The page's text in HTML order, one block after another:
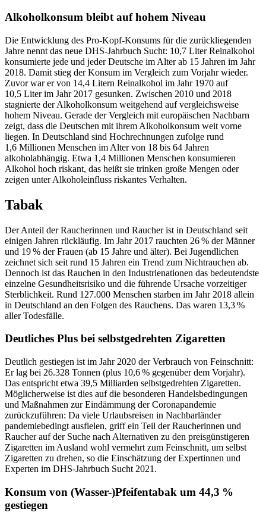
Alkoholkonsum bleibt auf hohem Niveau
Die Entwicklung des Pro-Kopf-Konsums für die zurückliegenden
Jahre nennt das neue DHS-Jahrbuch Sucht: 10,7 Liter Reinalkohol
konsumierte jede und jeder Deutsche im Alter ab 15 Jahren im Jahr
2018. Damit stieg der Konsum im Vergleich zum Vorjahr wieder.
Zuvor war er von 14,4 Litern Reinalkohol im Jahr 1970 auf
10,5 Liter im Jahr 2017 gesunken. Zwischen 2010 und 2018
stagnierte der Alkoholkonsum weitgehend auf vergleichsweise
hohem Niveau. Gerade der Vergleich mit europäischen Nachbarn
zeigt, dass die Deutschen mit ihrem Alkoholkonsum weit vorne
liegen. In Deutschland sind Hochrechnungen zufolge rund
1,6 Millionen Menschen im Alter von 18 bis 64 Jahren
alkoholabhängig. Etwa 1,4 Millionen Menschen konsumieren
Alkohol hoch riskant, das heißt sie trinken große Mengen oder
zeigen unter Alkoholeinfluss riskantes Verhalten.
Tabak
Der Anteil der Raucherinnen und Raucher ist in Deutschland seit
einigen Jahren rückläufig. Im Jahr 2017 rauchten 26 % der Männer
und 19 % der Frauen (ab 15 Jahre und älter). Bei Jugendlichen
zeichnet sich seit rund 15 Jahren ein Trend zum Nichtrauchen ab.
Dennoch ist das Rauchen in den Industrienationen das bedeutendste
einzelne Gesundheitsrisiko und die führende Ursache vorzeitiger
Sterblichkeit. Rund 127.000 Menschen starben im Jahr 2018 allein
in Deutschland an den Folgen des Rauchens. Das waren 13,3 %
aller Todesfälle.
Deutliches Plus bei selbstgedrehten Zigaretten
Deutlich gestiegen ist im Jahr 2020 der Verbrauch von Feinschnitt:
Er lag bei 26.328 Tonnen (plus 10,6 % gegenüber dem Vorjahr).
Das entspricht etwa 39,5 Milliarden selbstgedrehten Zigaretten.
Möglicherweise ist dies auf die besonderen Handelsbedingungen
und Maßnahmen zur Eindämmung der Coronapandemie
zurückzuführen: Da viele Urlaubsreisen in Nachbarländer
pandemiebedingt ausfielen, griff ein Teil der Raucherinnen und
Raucher auf der Suche nach Alternativen zu den preisgünstigeren
Zigaretten im Ausland wohl vermehrt zum Feinschnitt, um selbst
Zigaretten zu drehen, so die Einschätzung der Expertinnen und
Experten im DHS-Jahrbuch Sucht 2021.
Konsum von (Wasser-)Pfeifentabak um 44,3 %
gestiegen